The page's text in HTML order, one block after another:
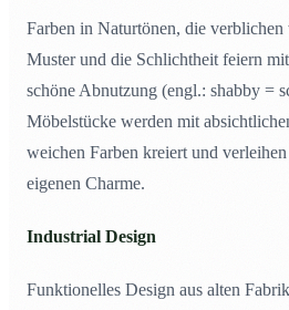
Farben in Naturtönen, die
Muster und die Schlichtheit feiern
schöne Abnutzung (engl.: shabby =
Möbelstücke werden mit
weichen Farben kreiert und
eigenen Charme.
Industrial Design
Funktionelles Design aus alten